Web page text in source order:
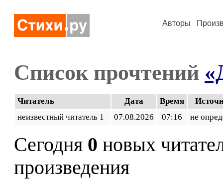
Авторы
Список прочтений
Читатель Дата Время
неизвестный читатель 1
07.08.2026 07:16 не
Сегодня 0 новых
произведения